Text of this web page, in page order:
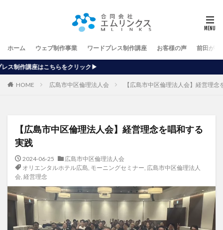
ホーム ウェブ制作事業 ワードプレス制作講座 お客様の声 前田が行
▶
HOME 広島市中区倫理法人会 【広島市中区倫理法人会】経営理念
【広島市中区倫理法人会】経営理念を唱和する
実践
2024-06-25
広島市中区倫理法人会
オリエンタルホテル広島, モーニングセミナー, 広島市中区倫理法人
会, 経営理念